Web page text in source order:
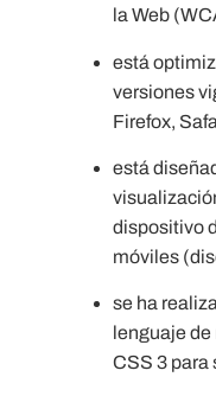
la Web
está
versiones
Firefox,
está
dispositivo
móviles
se ha
lenguaje
CSS 3 para